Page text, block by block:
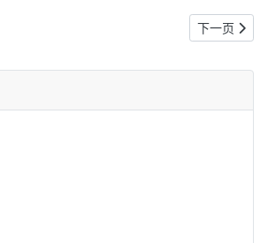
月26日：赞美神是合宜的（诗147:1-11）
下一篇文章:
下一页